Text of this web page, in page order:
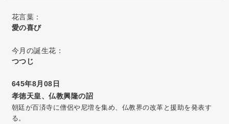
花言葉：
愛の喜び
今月の誕生花：
つつじ
645年8月08日
孝徳天皇、仏教興隆の詔
朝廷が百済寺に僧侶や尼増を集め、仏教界の改革と援助を発表す
る。